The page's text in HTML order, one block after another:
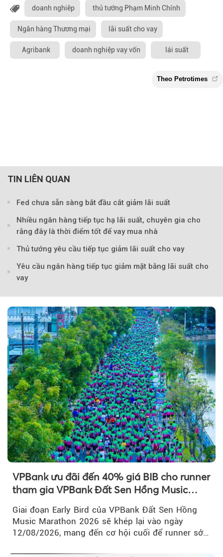
doanh nghiêp thủ tướng Phạm Minh Chính
Ngân hàng Thương mại lãi suất cho vay
Agribank doanh nghiệp vay vốn lái suất
Theo
TIN LIÊN QUAN
Fed chưa sẵn sàng bắt đầu cắt giảm lãi suất
Nhiều ngân hàng tiếp tục hạ lãi suất, chuyên gia cho
rằng đây là thời điểm tốt để vay mua nhà
Thủ tướng yêu cầu tiếp tục giảm lãi suất cho vay
Yêu cầu ngân hàng tiếp tục giảm mặt bằng lãi suất cho
vay
VPBank ưu đãi đến 40% giá BIB cho runner
tham gia VPBank Đất Sen Hồng Music
Giai đoạn Early Bird của VPBank Đất Sen Hồng
Music Marathon 2026 sẽ khép lại vào ngày
12/08/2026, mang đến cơ hội cuối để runner sở